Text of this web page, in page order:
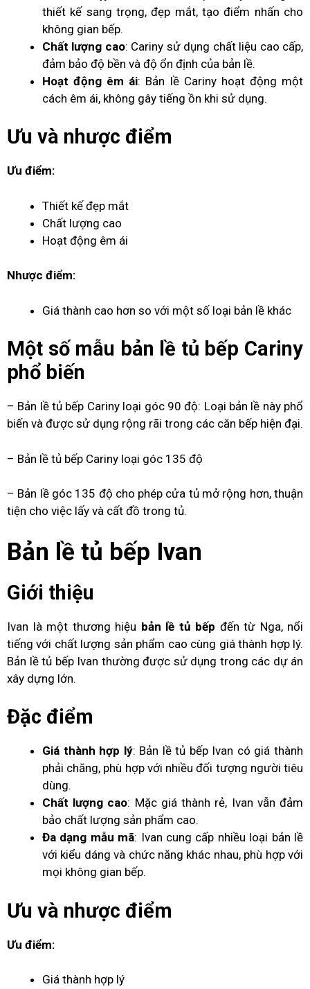
thiết kế sang trọng, đẹp mắt, tạo điểm nhấn cho
không gian bếp.
Chất lượng cao: Cariny sử dụng chất liệu cao cấp,
đảm bảo độ bền và độ ổn định của bản lề.
Hoạt động êm ái: Bản lề Cariny hoạt động một
cách êm ái, không gây tiếng ồn khi sử dụng.
Ưu và nhược điểm
Ưu điểm:
Thiết kế đẹp mắt
Chất lượng cao
Hoạt động êm ái
Nhược điểm:
Giá thành cao hơn so với một số loại bản lề khác
Một số mẫu bản lề tủ bếp Cariny
phổ biến
– Bản lề tủ bếp Cariny loại góc 90 độ: Loại bản lề này phổ
biến và được sử dụng rộng rãi trong các căn bếp hiện đại.
– Bản lề tủ bếp Cariny loại góc 135 độ
– Bản lề góc 135 độ cho phép cửa tủ mở rộng hơn, thuận
tiện cho việc lấy và cất đồ trong tủ.
Bản lề tủ bếp Ivan
Giới thiệu
Ivan là một thương hiệu bản lề tủ bếp đến từ Nga, nổi
tiếng với chất lượng sản phẩm cao cùng giá thành hợp lý.
Bản lề tủ bếp Ivan thường được sử dụng trong các dự án
xây dựng lớn.
Đặc điểm
Giá thành hợp lý: Bản lề tủ bếp Ivan có giá thành
phải chăng, phù hợp với nhiều đối tượng người tiêu
dùng.
Chất lượng cao: Mặc giá thành rẻ, Ivan vẫn đảm
bảo chất lượng sản phẩm cao.
Đa dạng mẫu mã: Ivan cung cấp nhiều loại bản lề
với kiểu dáng và chức năng khác nhau, phù hợp với
mọi không gian bếp.
Ưu và nhược điểm
Ưu điểm:
Giá thành hợp lý